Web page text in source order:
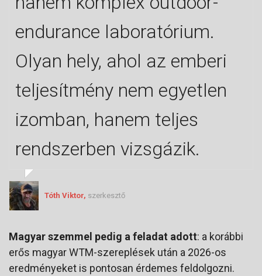
endurance laboratórium.
Olyan hely, ahol az emberi
teljesítmény nem egyetlen
izomban, hanem teljes
rendszerben vizsgázik.
Tóth Viktor, szerkesztő
Magyar szemmel pedig a feladat adott: a korábbi
erős magyar WTM-szereplések után a 2026-os
eredményeket is pontosan érdemes feldolgozni.